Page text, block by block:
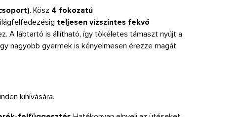
. Kösz 4 fokozatú
teljesen vízszintes fekvő
A lábtartó is állítható, így tökéletes támaszt nyújt a
nagyobb gyermek is kényelmesen érezze magát
kihívására.